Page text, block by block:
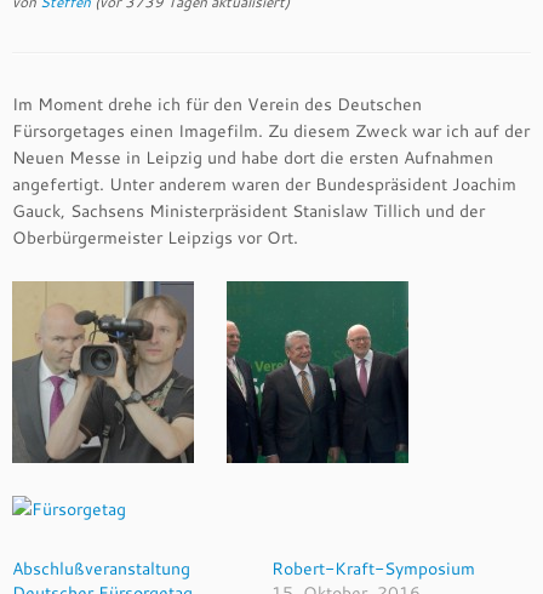
Im Moment drehe ich für den Verein des Deutschen
Fürsorgetages einen Imagefilm. Zu diesem Zweck war ich auf der
Neuen Messe in Leipzig und habe dort die ersten Aufnahmen
angefertigt. Unter anderem waren der Bundespräsident Joachim
Gauck, Sachsens Ministerpräsident Stanislaw Tillich und der
Oberbürgermeister Leipzigs vor Ort.
Abschlußveranstaltung
Robert-Kraft-Symposium